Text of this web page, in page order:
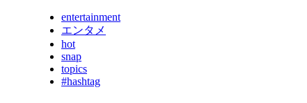
entertainment
エンタメ
hot
snap
topics
#hashtag